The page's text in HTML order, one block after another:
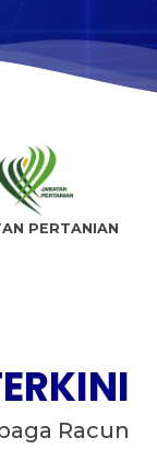
PERTANIAN
Racun